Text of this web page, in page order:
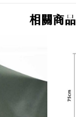
相關商品